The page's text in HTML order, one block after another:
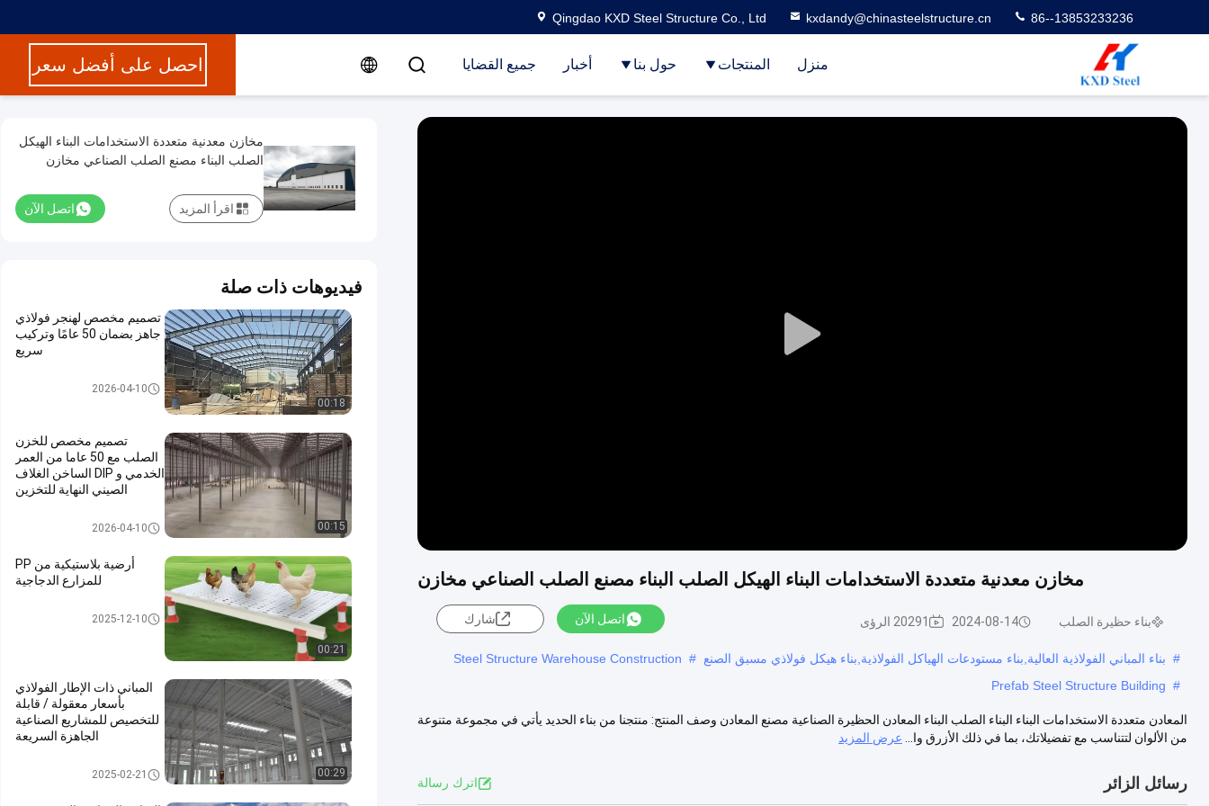
Qingdao KXD Steel Structure Co., Ltd kxdandy@chinasteelstructure.cn 86--13853233236
منزل المنتجات حول بنا أخبار جميع القضايا احصل على أفضل سعر
Play
مخازن معدنية متعددة الاستخدامات البناء الهيكل الصلب البناء مصنع الصلب الصناعي مخازن
بناء حظيرة الصلب 2024-08-14 20291 الرؤى اتصل الآن شارك
# بناء المباني الفولاذية العالية,بناء مستودعات الهياكل الفولاذية,بناء هيكل فولاذي مسبق الصنع #
Steel Structure Warehouse Construction
#
Prefab Steel Structure Building
المعادن متعددة الاستخدامات البناء البناء الصلب البناء المعادن الحظيرة الصناعية مصنع المعادن وصف المنتج: منتجنا من بناء الحديد يأتي في مجموعة متنوعة
من الألوان لتتناسب مع تفضيلاتك، بما في ذلك الأزرق وا...
عرض المزيد
رسائل الزائر اترك رسالة
مخازن معدنية متعددة الاستخدامات البناء الهيكل
الصلب البناء مصنع الصلب الصناعي مخازن
اتصل الآن اقرأ المزيد
فيديوهات ذات صلة
00:18
تصميم مخصص لهنجر فولاذي
جاهز بضمان 50 عامًا وتركيب
سريع
بناء حظيرة الصلب2026-04-10
00:15
تصميم مخصص للخزن
الصلب مع 50 عاما من العمر
الخدمي و DIP الساخن الغلاف
الصيني النهاية للتخزين
بناء حظيرة الصلب2026-04-10
00:21
أرضية بلاستيكية من PP
للمزارع الدجاجية
هيكل فولاذي بيت الدواجن
2025-12-10
00:29
المباني ذات الإطار الفولاذي
بأسعار معقولة / قابلة
للتخصيص للمشاريع الصناعية
الجاهزة السريعة
2025-02-21